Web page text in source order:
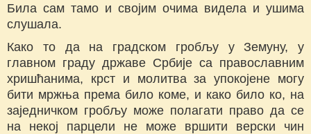
Била сам тамо и својим очима видела и ушима
слушала.
Како то да на градском гробљу у Земуну, у
главном граду државе Србије са православним
хришћанима, крст и молитва за упокојене могу
бити мржња према било коме, и како било ко, на
заједничком гробљу може полагати право да се
на некој парцели не може вршити верски чин